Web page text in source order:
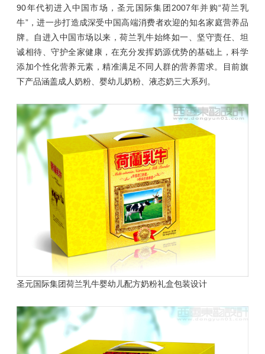
90年代初进入中国市场，圣元国际集团2007年并购“荷兰乳
牛”，进一步打造成深受中国高端消费者欢迎的知名家庭营养品
牌。自进入中国市场以来，荷兰乳牛始终如一、坚守责任、坦
诚相待、守护全家健康，在充分发挥奶源优势的基础上，科学
添加个性化营养元素，精准满足不同人群的营养需求。目前旗
下产品涵盖成人奶粉、婴幼儿奶粉、液态奶三大系列。
圣元国际集团荷兰乳牛婴幼儿配方奶粉礼盒包装设计